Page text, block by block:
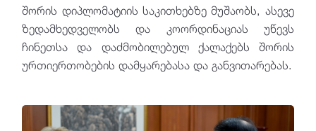
შორის დიპლომატიის საკითხებზე მუშაობს, ასევე
ზედამხედველობს და კოორდინაციას უწევს
ჩინეთსა და დაძმობილებულ ქალაქებს შორის
ურთიერთობების დამყარებასა და განვითარებას.